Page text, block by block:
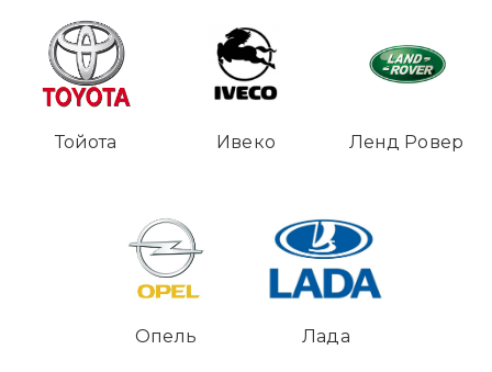
Тойота Ивеко Ленд Ровер
Опель Лада